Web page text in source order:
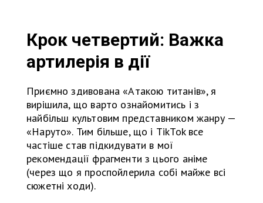
Крок четвертий: Важка
артилерія в дії
Приємно здивована «Атакою титанів», я
вирішила, що варто ознайомитись і з
найбільш культовим представником жанру —
«Наруто». Тим більше, що і TikTok все
частіше став підкидувати в мої
рекомендації фрагменти з цього аніме
(через що я проспойлерила собі майже всі
сюжетні ходи).